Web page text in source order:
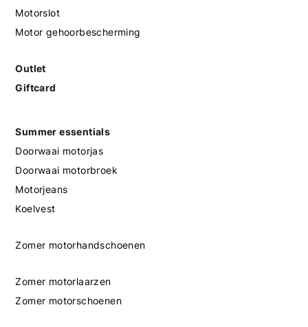
Motorslot
Motor gehoorbescherming
Outlet
Giftcard
Summer essentials
Doorwaai motorjas
Doorwaai motorbroek
Motorjeans
Koelvest
Zomer motorhandschoenen
Zomer motorlaarzen
Zomer motorschoenen